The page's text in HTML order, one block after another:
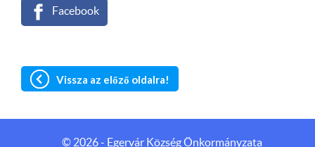
Facebook
Vissza az előző oldalra!
© 2026 - Egervár Község Önkormányzata
Weboldalunk sütiket (cookie) használ